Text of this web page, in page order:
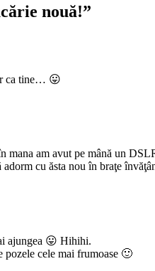
nouă!”
ca tine… 😛
mana am avut pe mână un
adorm cu ăsta nou în braţe
ajungea 😛 Hihihi.
pozele cele mai frumoase 🙂